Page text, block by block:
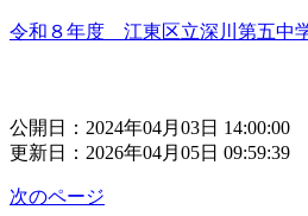
令和８年度 江東区立深川第五中
公開日：2024年04月03日 14:00:00
更新日：2026年04月05日 09:59:39
次のページ